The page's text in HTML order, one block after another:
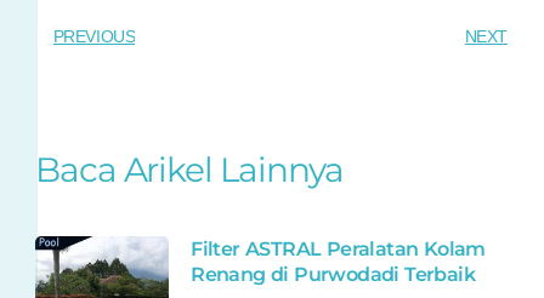
PREVIOUS NEXT
Baca Arikel Lainnya
Filter ASTRAL Peralatan Kolam
Renang di Purwodadi Terbaik